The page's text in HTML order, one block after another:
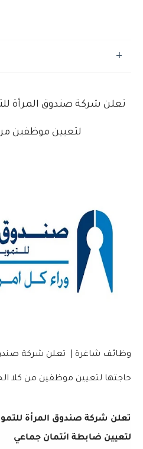
تعلن شركة صندوق المرأة
لتعيين موظفين
وظائف شاغرة | تعلن شركة
حاجتها لتعيين موظفين من كلا
تعلن شركة صندوق المرأة
لتعيين ضابطة ائتمان جماعي